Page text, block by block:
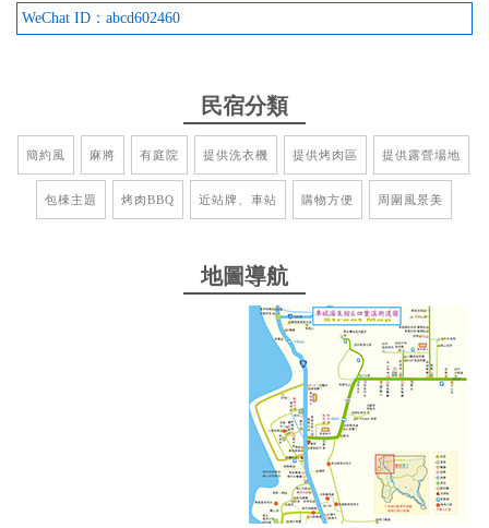
覺得佈置的也很有特色，然後算是好看的 地理位置優
2025-04-08 10:35:00
貓很危險, 死賴要進房, 賴死不走 ! 房間頂窗透光, 晚上
走廊不關燈, 床位的隔簾又是百色的透紗, 如果要全黑
2025-03-28 10:21:15
整體偏髒，床單枕頭都有明顯的污漬，浴室也不是很
乾淨。將就睡一晚上還行。隔音很差，現在還有工程
進行，環境不是很好。感覺沒有以前這麼用心經營
WeChat ID：abcd602460
民宿分類
簡約風 麻將 有庭院 提供洗衣機 提供烤肉區 提供露營場地
包棟主題 烤肉BBQ 近站牌、車站 購物方便 周圍風景美
地圖導航